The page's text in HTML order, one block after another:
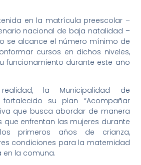
en la matrícula preescolar –
nacional de baja natalidad –
se alcance el número mínimo de
cursos en dichos niveles,
funcionamiento durante este año
la Municipalidad de
su plan “Acompañar
que busca abordar de manera
que enfrentan las mujeres durante
primeros años de crianza,
condiciones para la maternidad
en la comuna.